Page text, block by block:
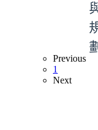
劃
Previous
1
Next